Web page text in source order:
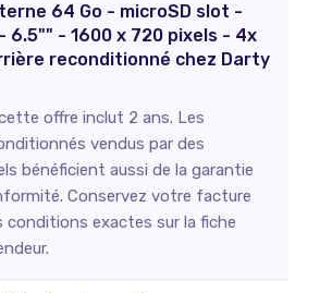
64 Go - microSD slot -
- 6.5"" - 1600 x 720 pixels - 4x
reconditionné chez Darty
offre inclut 2 ans. Les
vendus par des
bénéficient aussi de la garantie
Conservez votre facture
conditions exactes sur la fiche